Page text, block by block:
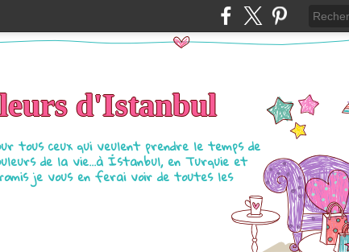
d'Istanbul
tous ceux qui veulent prendre le temps de
de la vie...à İstanbul, en Turquie et
je vous en ferai voir de toutes les